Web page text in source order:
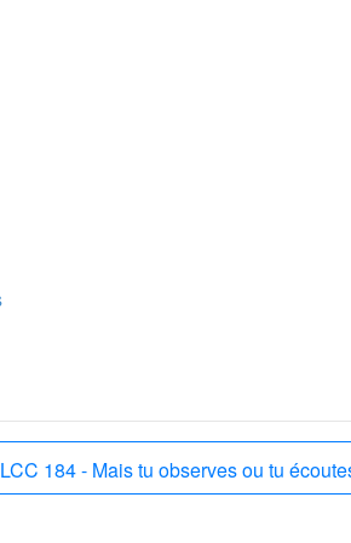
LCC 184 - Mais tu observes ou tu